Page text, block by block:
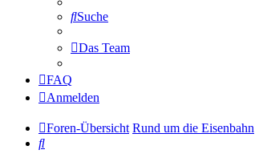
Suche
Das Team
FAQ
Anmelden
Foren-Übersicht Rund um die Eisenbahn
Suche